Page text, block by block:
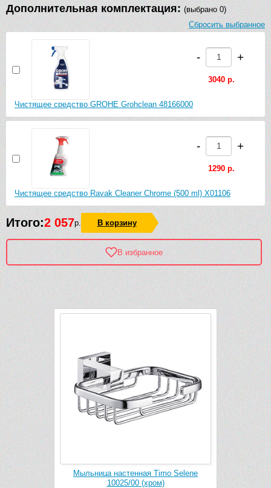
Дополнительная комплектация: (выбрано 0)
Сбросить выбранное
Чистящее средство GROHE Grohclean 48166000
- +
3040 р.
Чистящее средство Ravak Cleaner Chrome (500 ml) X01106
- +
1290 р.
Итого:2 057р. В корзину
В избранное
Мыльница настенная Timo Selene
10025/00 (хром)